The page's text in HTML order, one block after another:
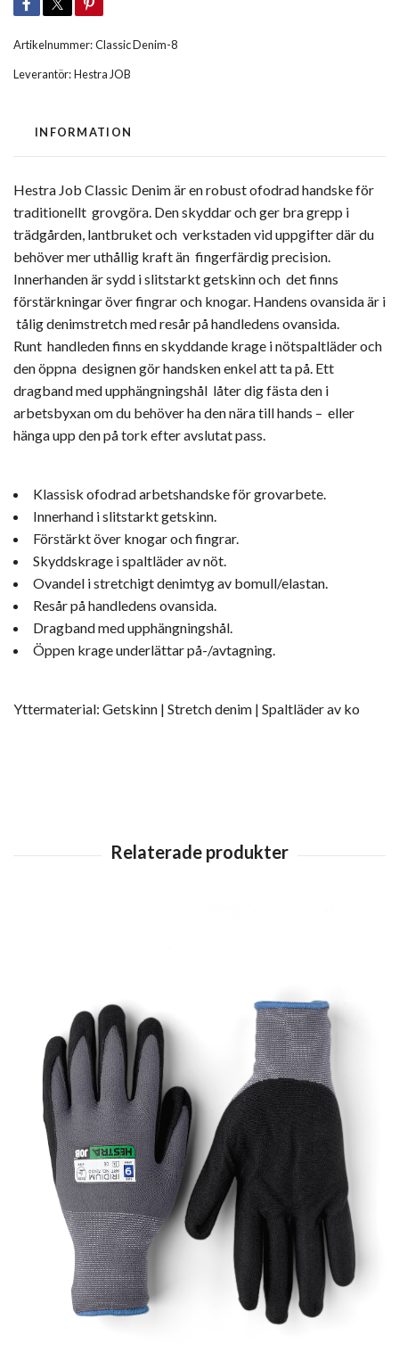
Artikelnummer:Classic Denim-8
Leverantör:Hestra JOB
INFORMATION
Hestra Job Classic Denim är en robust ofodrad handske för
traditionellt grovgöra. Den skyddar och ger bra grepp i
trädgården, lantbruket och verkstaden vid uppgifter där du
behöver mer uthållig kraft än fingerfärdig precision.
Innerhanden är sydd i slitstarkt getskinn och det finns
förstärkningar över fingrar och knogar. Handens ovansida är i
tålig denimstretch med resår på handledens ovansida.
Runt handleden finns en skyddande krage i nötspaltläder och
den öppna designen gör handsken enkel att ta på. Ett
dragband med upphängningshål låter dig fästa den i
arbetsbyxan om du behöver ha den nära till hands – eller
hänga upp den på tork efter avslutat pass.
Klassisk ofodrad arbetshandske för grovarbete.
Innerhand i slitstarkt getskinn.
Förstärkt över knogar och fingrar.
Skyddskrage i spaltläder av nöt.
Ovandel i stretchigt denimtyg av bomull/elastan.
Resår på handledens ovansida.
Dragband med upphängningshål.
Öppen krage underlättar på-/avtagning.
Yttermaterial: Getskinn | Stretch denim | Spaltläder av ko